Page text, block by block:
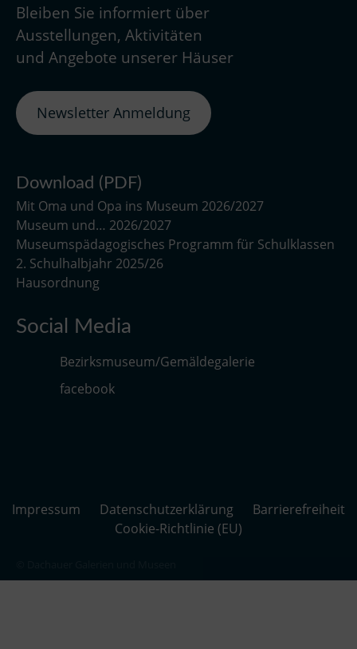
Bleiben Sie informiert über
Ausstellungen, Aktivitäten
und Angebote unserer Häuser
Newsletter Anmeldung
Download (PDF)
Mit Oma und Opa ins Museum 2026/2027
Museum und… 2026/2027
Museumspädagogisches Programm für Schulklassen
2. Schulhalbjahr 2025/26
Hausordnung
Social Media
Bezirksmuseum/Gemäldegalerie
facebook
Impressum Datenschutzerklärung
Barrierefreiheit
Cookie-Richtlinie (EU)